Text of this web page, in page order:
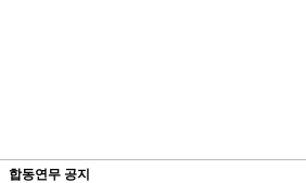
합동연무 공지